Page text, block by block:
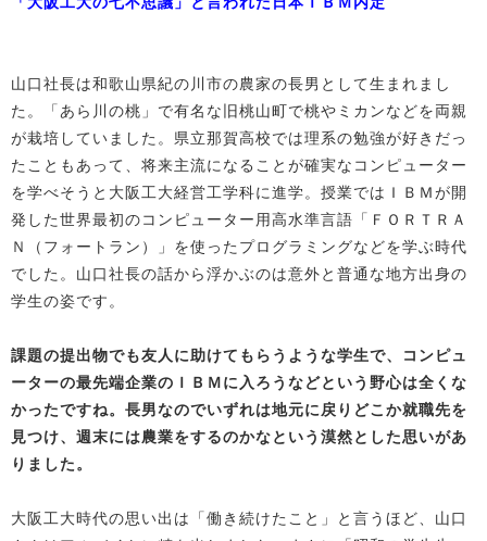
山口社長は和歌山県紀の川市の農家の長男として生まれまし
た。「あら川の桃」で有名な旧桃山町で桃やミカンなどを両親
が栽培していました。県立那賀高校では理系の勉強が好きだっ
たこともあって、将来主流になることが確実なコンピューター
を学べそうと大阪工大経営工学科に進学。授業ではＩＢＭが開
発した世界最初のコンピューター用高水準言語「ＦＯＲＴＲＡ
Ｎ（フォートラン）」を使ったプログラミングなどを学ぶ時代
でした。山口社長の話から浮かぶのは意外と普通な地方出身の
学生の姿です。
課題の提出物でも友人に助けてもらうような学生で、コンピュ
ーターの最先端企業のＩＢＭに入ろうなどという野心は全くな
かったですね。長男なのでいずれは地元に戻りどこか就職先を
見つけ、週末には農業をするのかなという漠然とした思いがあ
りました。
大阪工大時代の思い出は「働き続けたこと」と言うほど、山口